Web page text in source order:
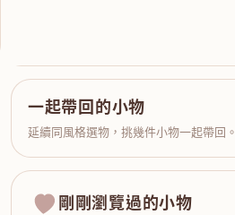
一起帶回的小物
延續同風格選物，挑幾件小物一起帶回。
剛剛瀏覽過的小物